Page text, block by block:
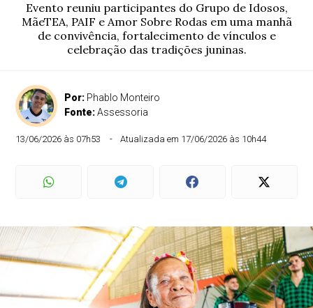
Evento reuniu participantes do Grupo de Idosos,
MãeTEA, PAIF e Amor Sobre Rodas em uma manhã
de convivência, fortalecimento de vínculos e
celebração das tradições juninas.
Por: Phablo Monteiro
Fonte:Assessoria
13/06/2026 às 07h53 Atualizada em 17/06/2026 às 10h44